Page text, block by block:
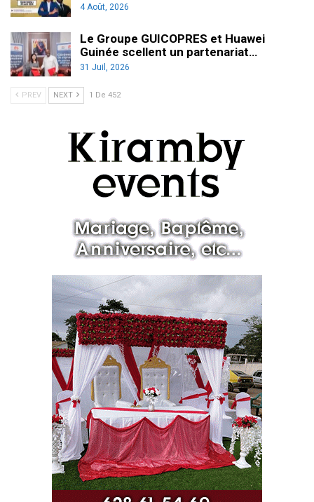
4 Août, 2026
Le Groupe GUICOPRES et Huawei
Guinée scellent un partenariat…
31 Juil, 2026
PREV NEXT 1 De 452